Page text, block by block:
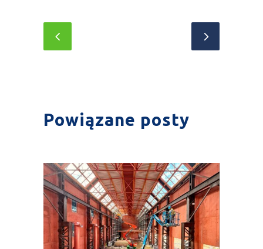
Powiązane posty